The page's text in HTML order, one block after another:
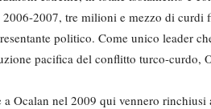
2007, tre milioni e mezzo di curdi
politico. Come unico leader
pacifica del conflitto turco-curdo,
Ocalan nel 2009 qui vennero